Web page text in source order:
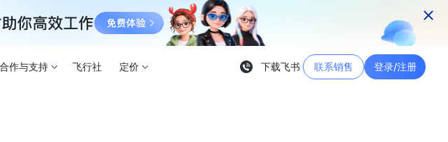
合作与支持 飞行社 定价 下载飞书 联系销售 登录/注册